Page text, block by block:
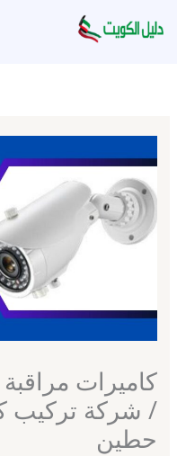
إلى
/ شركة تركيب
حطين